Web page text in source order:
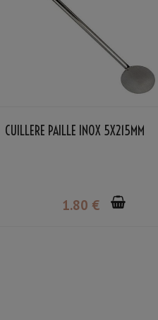
CUILLÈRE PAILLE INOX 5X215MM
1.80 €